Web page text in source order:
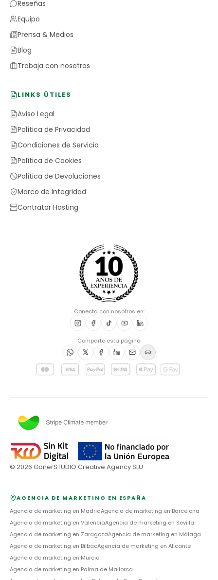
Reseñas
Equipo
Prensa & Medios
Blog
Trabaja con nosotros
LINKS ÚTILES
Aviso Legal
Política de Privacidad
Condiciones de Servicio
Política de Cookies
Política de Devoluciones
Marco de Integridad
Contratar Hosting
Conecta con nosotros en:
Comparte esta página
© 2026 GonerSTUDIO Creative Agency SLU
AGENCIA DE MARKETING EN ESPAÑA
Agencia de marketing en MadridAgencia de marketing en Barcelona
Agencia de marketing en ValenciaAgencia de marketing en Sevilla
Agencia de marketing en ZaragozaAgencia de marketing en Málaga
Agencia de marketing en BilbaoAgencia de marketing en Alicante
Agencia de marketing en Murcia
Agencia de marketing en Palma de Mallorca